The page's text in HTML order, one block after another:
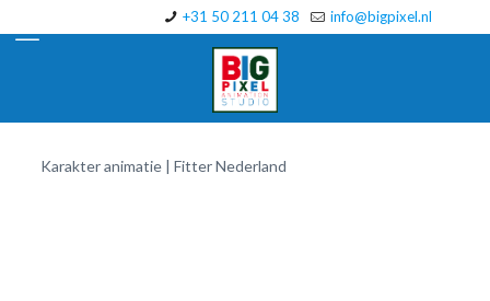
+31 50 211 04 38 info@bigpixel.nl
Karakter animatie | Fitter Nederland